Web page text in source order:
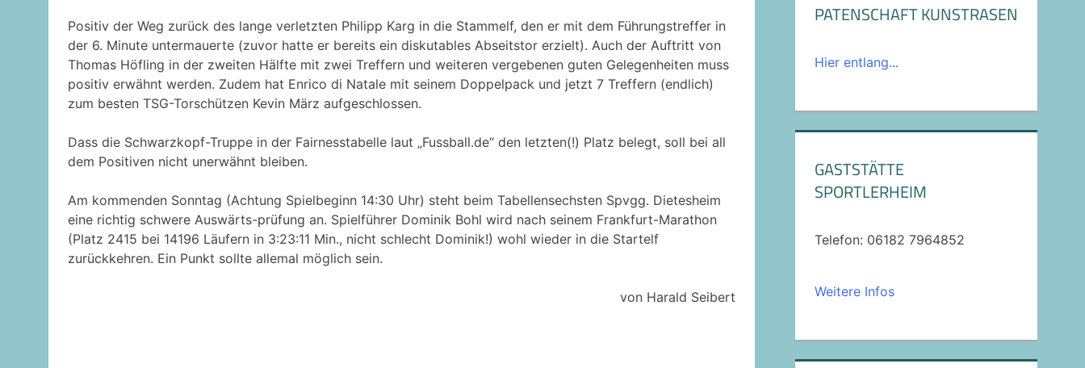
Positiv der Weg zurück des lange verletzten Philipp Karg in die Stammelf, den er mit dem Führungstreffer in
der 6. Minute untermauerte (zuvor hatte er bereits ein diskutables Abseitstor erzielt). Auch der Auftritt von
Thomas Höfling in der zweiten Hälfte mit zwei Treffern und weiteren vergebenen guten Gelegenheiten muss
positiv erwähnt werden. Zudem hat Enrico di Natale mit seinem Doppelpack und jetzt 7 Treffern (endlich)
zum besten TSG-Torschützen Kevin März aufgeschlossen.
Dass die Schwarzkopf-Truppe in der Fairnesstabelle laut „Fussball.de“ den letzten(!) Platz belegt, soll bei all
dem Positiven nicht unerwähnt bleiben.
Am kommenden Sonntag (Achtung Spielbeginn 14:30 Uhr) steht beim Tabellensechsten Spvgg. Dietesheim
eine richtig schwere Auswärts-prüfung an. Spielführer Dominik Bohl wird nach seinem Frankfurt-Marathon
(Platz 2415 bei 14196 Läufern in 3:23:11 Min., nicht schlecht Dominik!) wohl wieder in die Startelf
zurückkehren. Ein Punkt sollte allemal möglich sein.
von Harald Seibert
PATENSCHAFT KUNSTRASEN
Hier entlang...
GASTSTÄTTE
SPORTLERHEIM
Telefon: 06182 7964852
Weitere Infos